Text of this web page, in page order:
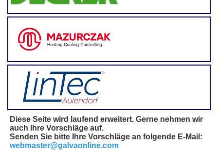
Diese Seite wird laufend erweitert. Gerne nehmen wir
auch Ihre Vorschläge auf.
Senden Sie bitte Ihre Vorschläge an folgende E-Mail:
webmaster@galvaonline.com